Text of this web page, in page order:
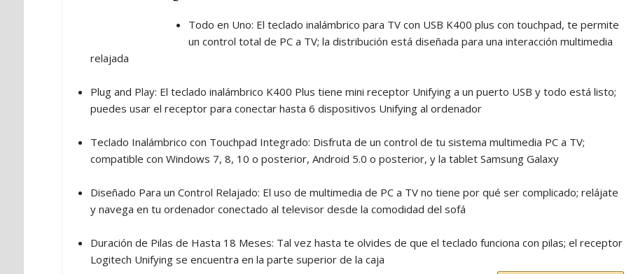
Todo en Uno: El teclado inalámbrico para TV con USB K400 plus con touchpad, te permite
un control total de PC a TV; la distribución está diseñada para una interacción multimedia
relajada
Plug and Play: El teclado inalámbrico K400 Plus tiene mini receptor Unifying a un puerto USB y todo está listo;
puedes usar el receptor para conectar hasta 6 dispositivos Unifying al ordenador
Teclado Inalámbrico con Touchpad Integrado: Disfruta de un control de tu sistema multimedia PC a TV;
compatible con Windows 7, 8, 10 o posterior, Android 5.0 o posterior, y la tablet Samsung Galaxy
Diseñado Para un Control Relajado: El uso de multimedia de PC a TV no tiene por qué ser complicado; relájate
y navega en tu ordenador conectado al televisor desde la comodidad del sofá
Duración de Pilas de Hasta 18 Meses: Tal vez hasta te olvides de que el teclado funciona con pilas; el receptor
Logitech Unifying se encuentra en la parte superior de la caja